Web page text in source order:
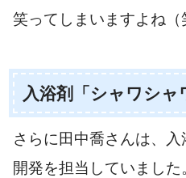
笑ってしまいますよね（
入浴剤「シャワシ
さらに田中喬さんは、
開発を担当していました